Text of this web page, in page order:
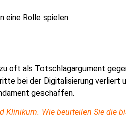
eine Rolle spielen.
oft als Totschlagargument
bei der Digitalisierung verliert
geschaffen.
Klinikum. Wie beurteilen Sie die